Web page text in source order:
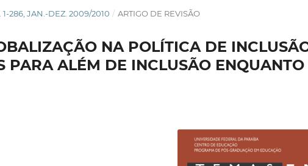
1-286, JAN.-DEZ. 2009/2010 / ARTIGO DE REVISÃO
NA POLÍTICA DE
PARA ALÉM DE INCLUSÃO ENQUANTO